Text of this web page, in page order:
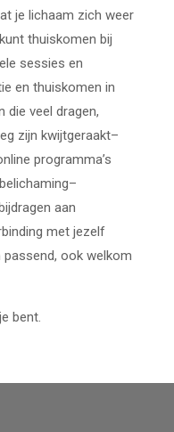
je lichaam zich weer
thuiskomen bij
sessies en
en thuiskomen in
die veel dragen,
zijn kwijtgeraakt–
programma’s
aan
met jezelf
passend, ook welkom
bent.